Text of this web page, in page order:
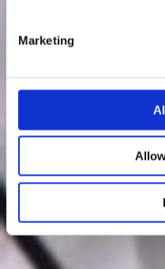
Marketing